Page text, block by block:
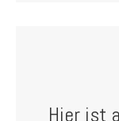
Hier ist